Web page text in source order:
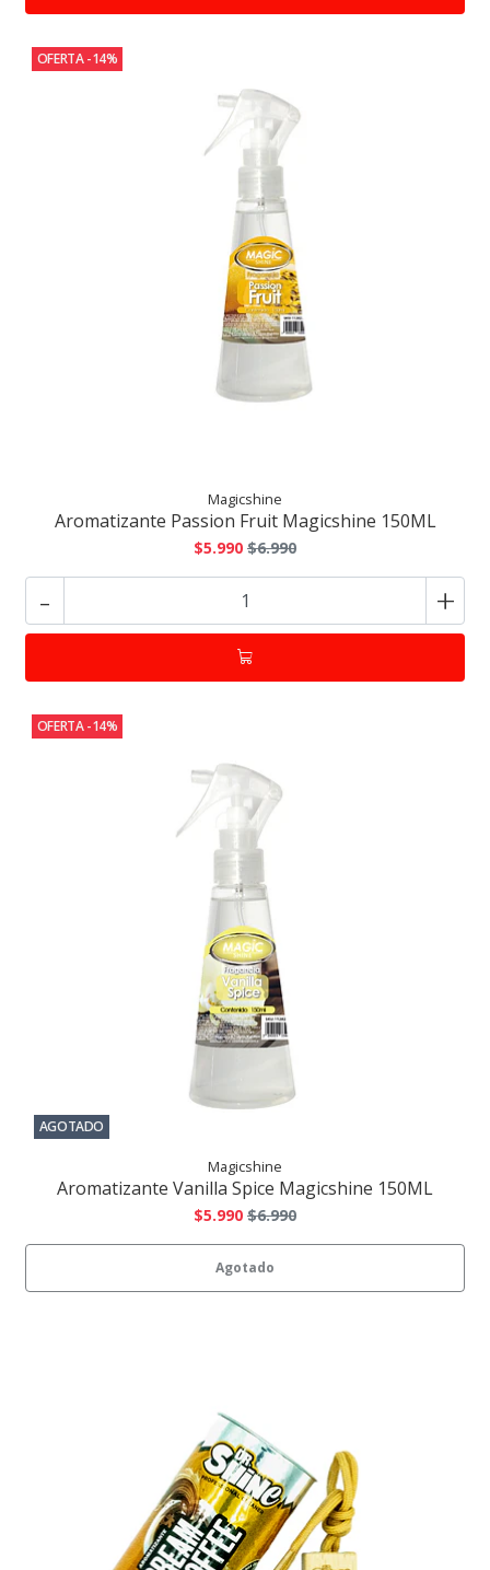
OFERTA -14%
Magicshine
Aromatizante Passion Fruit Magicshine 150ML
$5.990 $6.990
- +
OFERTA -14%
AGOTADO
Magicshine
Aromatizante Vanilla Spice Magicshine 150ML
$5.990 $6.990
Agotado